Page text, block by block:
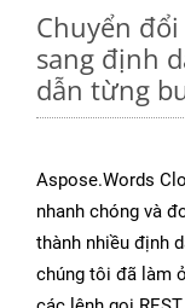
Chuyển
sang định
dẫn từng
Aspose.Words
nhanh chóng và
thành nhiều định
chúng tôi đã làm